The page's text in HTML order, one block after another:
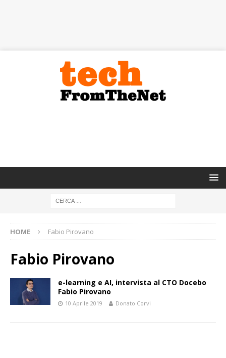
HOME Fabio Pirovano
Fabio Pirovano
e-learning e AI, intervista al CTO Docebo
Fabio Pirovano
10 Aprile 2019 Donato Corvi